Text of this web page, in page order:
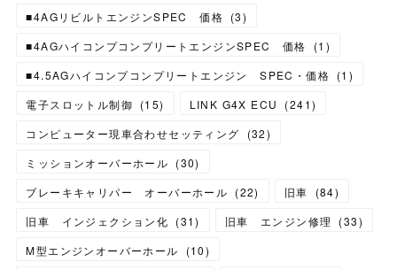
■4AGリビルトエンジンSPEC 価格 (3)
■4AGハイコンプコンプリートエンジンSPEC 価格
(1 )
■4.5AGハイコンプコンプリートエンジン SPEC・価格 (1 )
電子スロットル制御 (15) LINK G4X ECU (241)
コンピューター現車合わせセッティング
(32)
ミッションオーバーホール (30)
ブレーキキャリパー オーバーホール (22) 旧車 (84)
旧車 インジェクション化 (31) 旧車 エンジン修理 (33)
M型エンジンオーバーホール
(10)